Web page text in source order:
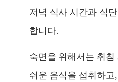
저녁 식사 시간과 식
합니다.
숙면을 위해서는 취침
쉬운 음식을 섭취하고